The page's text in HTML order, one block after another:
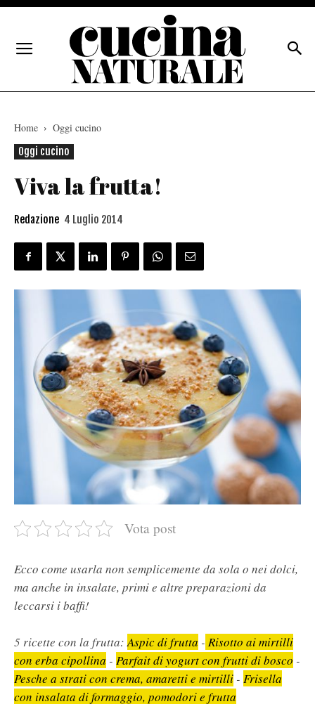
Home
Oggi cucino
Oggi cucino
Viva la frutta!
Redazione 4 Luglio 2014
Vota post
Ecco come usarla non semplicemente da sola o nei dolci,
ma anche in insalate, primi e altre preparazioni da
leccarsi i baffi!
5 ricette con la frutta:Aspic di frutta - Risotto ai mirtilli
con erba cipollina - Parfait di yogurt con frutti di bosco -
Pesche a strati con crema, amaretti e mirtilli - Frisella
con insalata di formaggio, pomodori e frutta